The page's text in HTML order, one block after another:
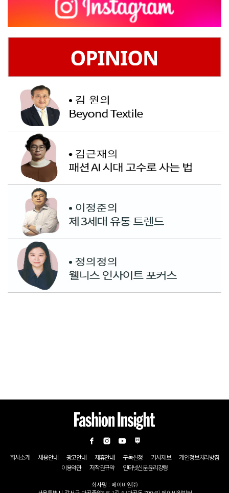
회사소개 채용안내 광고안내 제휴안내 구독신청 기사제보
개인정보처리방침
이용약관
저작권규약 인터넷신문윤리강령
회사명 : 메이비원㈜